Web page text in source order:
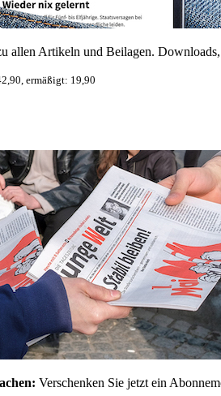
allen Artikeln und Beilagen.
ermäßigt: 19,90
Verschenken Sie jetzt ein